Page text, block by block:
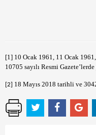
[1] 10 Ocak 1961, 11 Ocak
10705 sayılı Resmi Gazete’lerde
[2] 18 Mayıs 2018 tarihli ve